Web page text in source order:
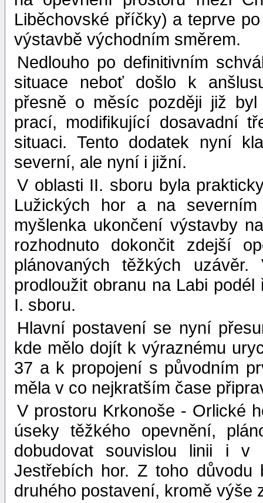
Liběchovské příčky) a teprve
výstavbě východním směrem.
Nedlouho po definitivním
situace neboť došlo k
přesně o měsíc později již
prací, modifikující dosavadní
situaci. Tento dodatek nyní
severní, ale nyní i jižní.
V oblasti II. sboru byla
Lužických hor a na
myšlenka ukončení výstavby
rozhodnuto dokončit zdejší
plánovaných těžkých
prodloužit obranu na Labi
I. sboru.
Hlavní postavení se nyní
kde mělo dojít k výraznému
37 a k propojení s původním
měla v co nejkratším čase
V prostoru Krkonoše - Orlické
úseky těžkého opevnění,
dobudovat souvislou linii i v
Jestřebích hor. Z toho důvodu
druhého postavení, kromě výše